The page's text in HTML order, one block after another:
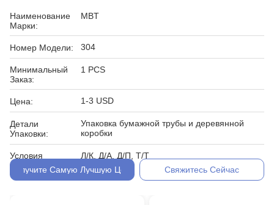
Наименование
Марки:
MBT
Номер Модели: 304
Минимальный
Заказ:
1 PCS
Цена: 1-3 USD
Детали
Упаковки:
Упаковка бумажной трубы и деревянной
коробки
Условия
Оплаты:
Л/К, Д/А, Д/П, Т/Т
Получите Самую Лучшую Цену
Свяжитесь Сейчас